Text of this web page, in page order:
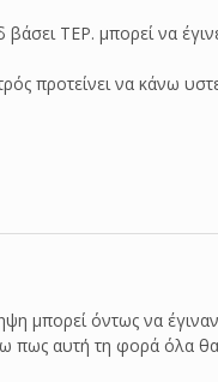
βάσει ΤΕΡ. μπορεί να
προτείνει να κάνω
μπορεί όντως να
πως αυτή τη φορά όλα